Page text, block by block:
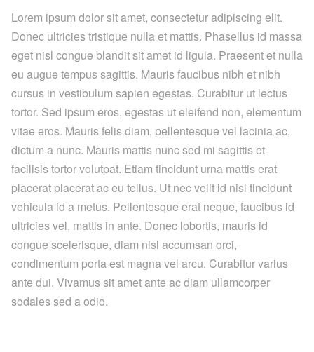
Lorem ipsum dolor sit amet, consectetur adipiscing elit.
Donec ultricies tristique nulla et mattis. Phasellus id massa
eget nisl congue blandit sit amet id ligula. Praesent et nulla
eu augue tempus sagittis. Mauris faucibus nibh et nibh
cursus in vestibulum sapien egestas. Curabitur ut lectus
tortor. Sed ipsum eros, egestas ut eleifend non, elementum
vitae eros. Mauris felis diam, pellentesque vel lacinia ac,
dictum a nunc. Mauris mattis nunc sed mi sagittis et
facilisis tortor volutpat. Etiam tincidunt urna mattis erat
placerat placerat ac eu tellus. Ut nec velit id nisl tincidunt
vehicula id a metus. Pellentesque erat neque, faucibus id
ultricies vel, mattis in ante. Donec lobortis, mauris id
congue scelerisque, diam nisl accumsan orci,
condimentum porta est magna vel arcu. Curabitur varius
ante dui. Vivamus sit amet ante ac diam ullamcorper
sodales sed a odio.